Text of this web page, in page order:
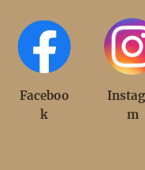
Faceboo
k
m